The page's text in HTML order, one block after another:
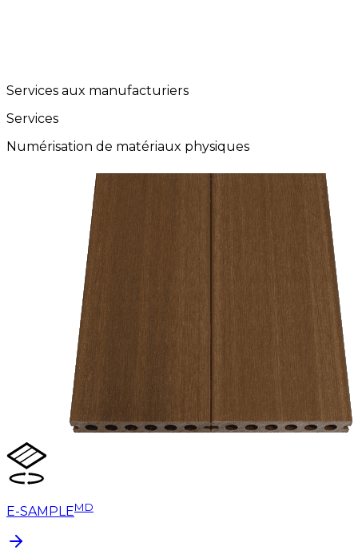
Services aux manufacturiers
Services
Numérisation de matériaux physiques
E-SAMPLEMD